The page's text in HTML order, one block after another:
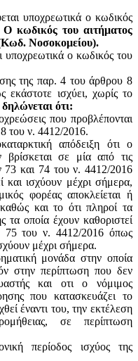
υποχρεωτικά ο κωδικός
του αιτήματος
(Κωδ. Νοσοκομείου).
ο κωδικός του
της παρ. 4 του άρθρου 8
ισχύει, χωρίς το
ότι:
που προβλέπονται
του ν. 4412/2016.
απόδειξη ότι ο
βρίσκεται σε μία από τις
73 και 74 του ν. 4412/2016
και ισχύουν μέχρι σήμερα,
φορέας αποκλείεται ή
και το ότι πληροί τα
τα οποία έχουν καθοριστεί
του ν. 4412/2016 όπως
μέχρι σήμερα.
μονάδα στην οποία
στην περίπτωση που δεν
και oτι ο νόμιμος
που κατασκευάζει το
έναντι του, την εκτέλεση
σε περίπτωση
περίοδος ισχύος της